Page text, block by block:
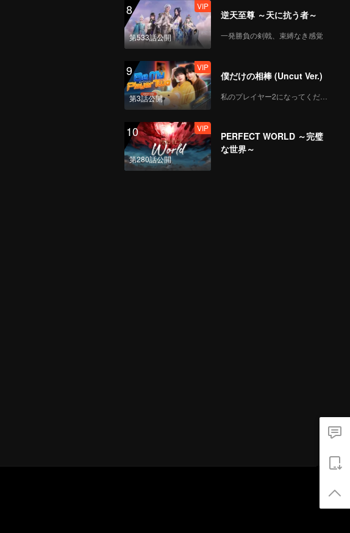
8
第533話公開
VIP
逆天至尊 ～天に抗う者～
一発勝負の剣戟、束縛なき感覚
9
第3話公開
VIP
僕だけの相棒 (Uncut Ver.)
私のプレイヤー2になってください
10
第280話公開
VIP
PERFECT WORLD ～完璧
な世界～